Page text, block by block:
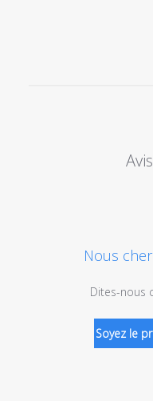
Nous
Dites-nous
Soyez le